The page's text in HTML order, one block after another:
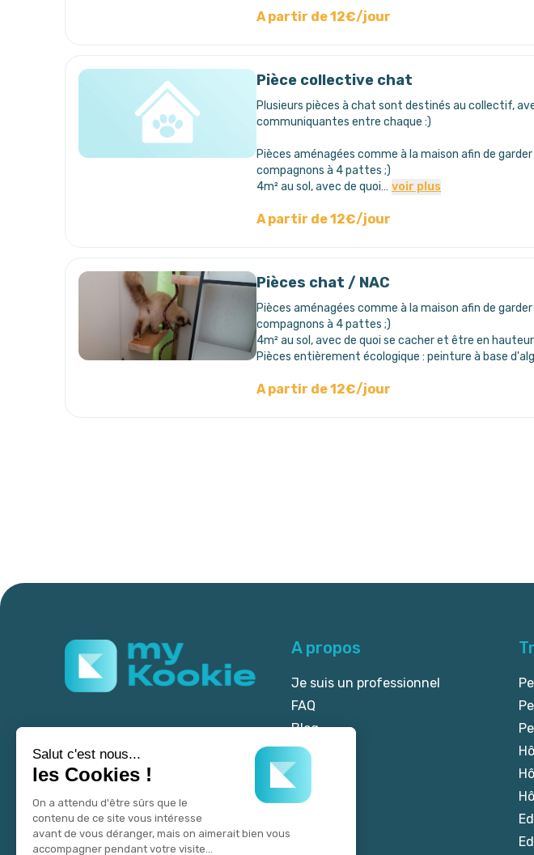
A partir de 12€/jour
Pièce collective chat
Plusieurs pièces à chat sont destinés au collectif,
communiquantes entre chaque :)
Pièces aménagées comme à la maison afin de
compagnons à 4 pattes ;)
4m² au sol, avec de quoi… voir plus
A partir de 12€/jour
Pièces chat / NAC
Pièces aménagées comme à la maison afin de
compagnons à 4 pattes ;)
4m² au sol, avec de quoi se cacher et être en hauteur
Pièces entièrement écologique : peinture à base
A partir de 12€/jour
A propos
Je suis un professionnel
FAQ
Blog